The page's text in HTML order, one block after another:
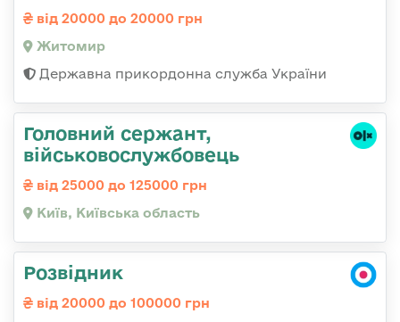
від 20000 до 20000 грн
Житомир
Державна прикордонна служба України
Головний сержант,
військовослужбовець
від 25000 до 125000 грн
Київ, Київська область
Розвідник
від 20000 до 100000 грн